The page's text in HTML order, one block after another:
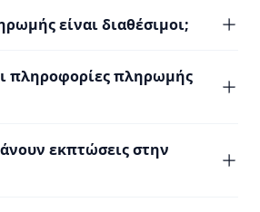
είναι διαθέσιμοι;
πληροφορίες πληρωμής
εκπτώσεις στην